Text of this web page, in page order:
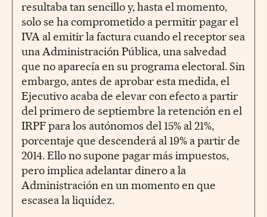
resultaba tan sencillo y, hasta el momento,
solo se ha comprometido a permitir pagar el
IVA al emitir la factura cuando el receptor sea
una Administración Pública, una salvedad
que no aparecía en su programa electoral. Sin
embargo, antes de aprobar esta medida, el
Ejecutivo acaba de elevar con efecto a partir
del primero de septiembre la retención en el
IRPF para los autónomos del 15% al 21%,
porcentaje que descenderá al 19% a partir de
2014. Ello no supone pagar más impuestos,
pero implica adelantar dinero a la
Administración en un momento en que
escasea la liquidez.